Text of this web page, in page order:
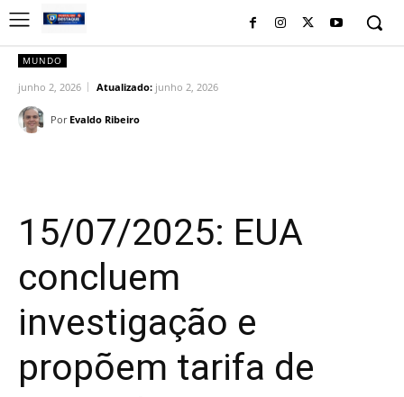
MUNDO
junho 2, 2026 Atualizado: junho 2, 2026
Por Evaldo Ribeiro
15/07/2025: EUA
concluem
investigação e
propõem tarifa de